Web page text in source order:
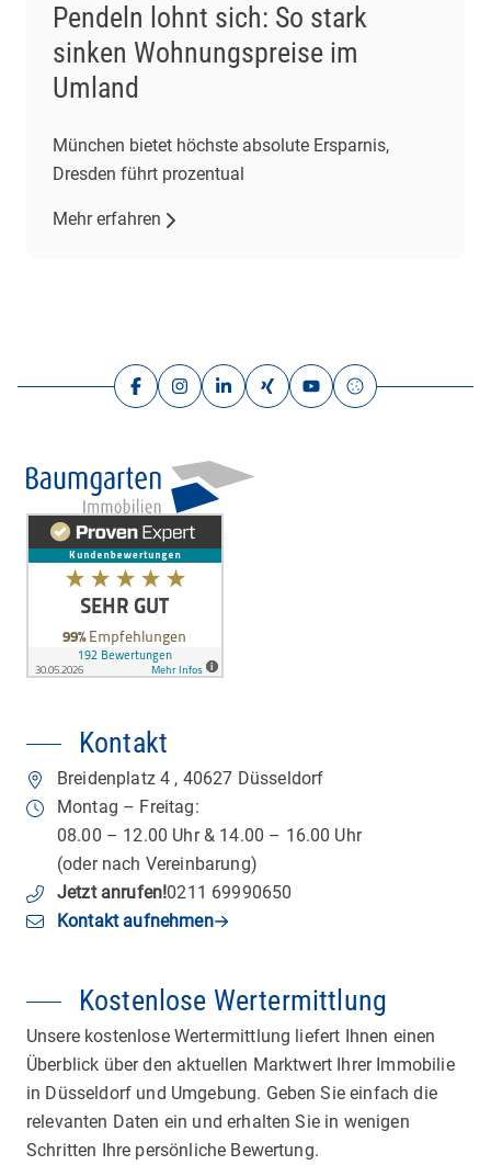
Pendeln lohnt sich: So stark
sinken Wohnungspreise im
Umland
München bietet höchste absolute Ersparnis,
Dresden führt prozentual
Mehr erfahren
Kontakt
Breidenplatz 4 , 40627 Düsseldorf
Montag – Freitag:
08.00 – 12.00 Uhr & 14.00 – 16.00 Uhr
(oder nach Vereinbarung)
Jetzt anrufen!0211 69990650
Kontakt aufnehmen
Kostenlose Wertermittlung
Unsere kostenlose Wertermittlung liefert Ihnen einen
Überblick über den aktuellen Marktwert Ihrer Immobilie
in Düsseldorf und Umgebung. Geben Sie einfach die
relevanten Daten ein und erhalten Sie in wenigen
Schritten Ihre persönliche Bewertung.